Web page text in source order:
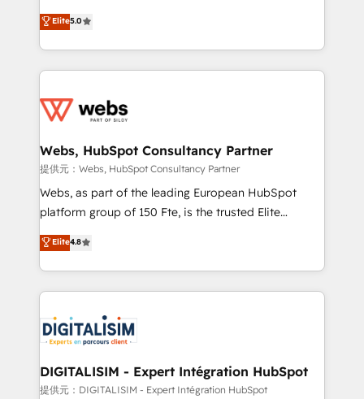
Execution • 750+ onboardings and 2,000+
implementations • Deep expertise across marketing,
BBD Boom is the HubSpot partner that can help you
to HubSpot Better. We work with your teams to
solve all your HubSpot challenges and improve user
adoption, sales process and marketing results.
the first time 🔧 Designing and optimising your
and build using HubSpot 🔌 Integrating HubSpot
with other systems 🎓 Training your teams to be
HubSpot pros 📊 Lead generation services using
HubSpot Why us? - SIX HubSpot Accreditations -
CRM, Solutions Architecture, Onboarding , Data
Migration, Custom Integration & Platform
team of 25+ experts Contact us today to help you
get more from your investment in HubSpot.
Elite5.0
Webs, HubSpot Consultancy Partner
提供元：Webs, HubSpot Consultancy Partner
Webs, as part of the leading European HubSpot
platform group of 150 Fte, is the trusted Elite
HubSpot CRM Partner offering you a roadmap on
maximizing EBITDA and achieving Commercial
Excellence. With our targeted processes, we
strengthen your digital transformation and minimize
Implementation partner, we provide expertise to
drive your business forward. Since 2015 we are fully
dedicated to HubSpot and with an experienced
team (50+), we work with reputable companies in
Elite4.8
DIGITALISIM - Expert Intégration HubSpot
提供元：DIGITALISIM - Expert Intégration HubSpot